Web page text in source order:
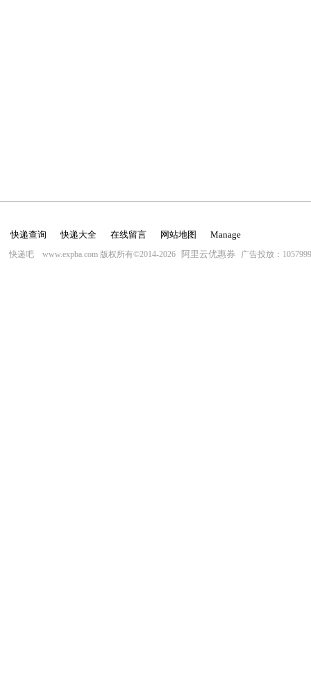
快递查询 快递大全 在线留言 网站地图 Manage
快递吧 www.expba.com 版权所有©2014-2026 阿里云优惠券 广告投放：